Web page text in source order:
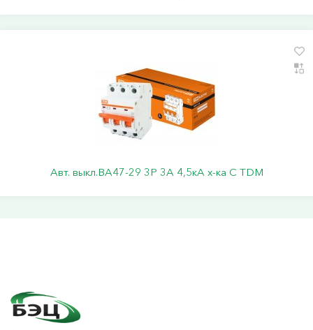
Авт. выкл.ВА47-29 3Р 3А 4,5кА х-ка С TDM